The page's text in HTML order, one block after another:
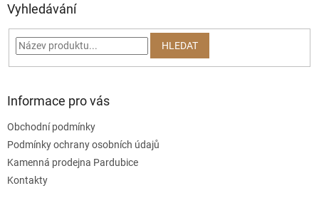
Vyhledávání
HLEDAT
Informace pro vás
Obchodní podmínky
Podmínky ochrany osobních údajů
Kamenná prodejna Pardubice
Kontakty